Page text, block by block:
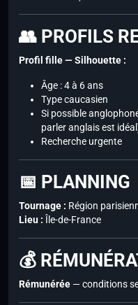
👥 PROFILS
Profil fille — Silhouette :
Âge : 4 à 6 ans
Type caucasien
Si possible
parler anglais est
Recherche urgente
📅 PLANNING
Tournage : Région
Lieu : Île-de-France
💰
Rémunérée — conditions